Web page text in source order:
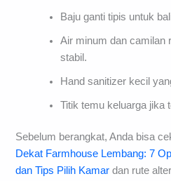
Baju ganti tipis untuk
Air minum dan camilan
stabil.
Hand sanitizer kecil
Titik temu keluarga jika
Sebelum berangkat, Anda bisa
Dekat Farmhouse Lembang: 7
dan Tips Pilih Kamar dan rute